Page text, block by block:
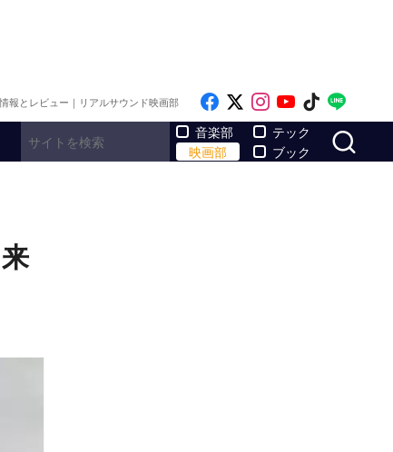
報とレビュー｜リアルサウンド映画部 Like on Facebook
Follow on x
Follow on
Follow on
Follow
音楽部
映画部
テック
ブック